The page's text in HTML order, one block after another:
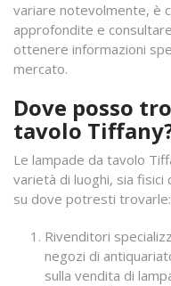
variare notevolmente, è
approfondite e
ottenere informazioni
mercato.
Dove posso
tavolo
Le lampade da tavolo
varietà di luoghi, sia fisici
su dove potresti trovarle:
Rivenditori
negozi di
sulla vendita di